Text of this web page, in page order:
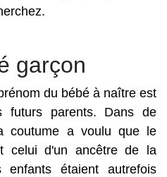
garçon
du bébé à naître est
futurs parents. Dans de
coutume a voulu que le
celui d'un ancêtre de la
étaient autrefois